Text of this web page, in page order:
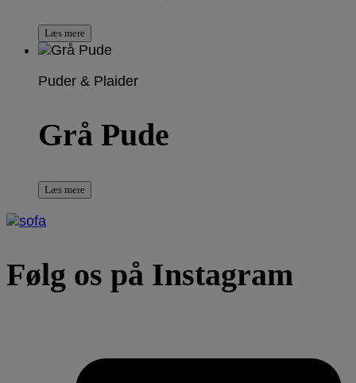
Læs mere
Puder & Plaider
Grå Pude
Læs mere
Følg os på Instagram